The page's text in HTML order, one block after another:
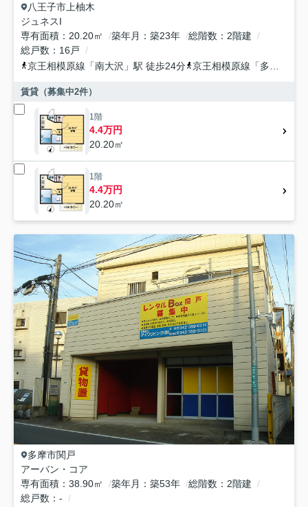
八王子市 上柚木
ジュネスI
専有面積
20.20㎡ 築年月 築23年 総階数
2階建
総戸数
16戸
京王相模原線 「南大沢 」駅 徒歩24分 京王相模原線 「多摩境
賃貸（募集中2件）
1階
4.4万円
20.20㎡
1階
4.4万円
20.20㎡
多摩市関戸
アーバン・コア
専有面積
38.90㎡ 築年月 築53年 総階数
2階建
総戸数
-